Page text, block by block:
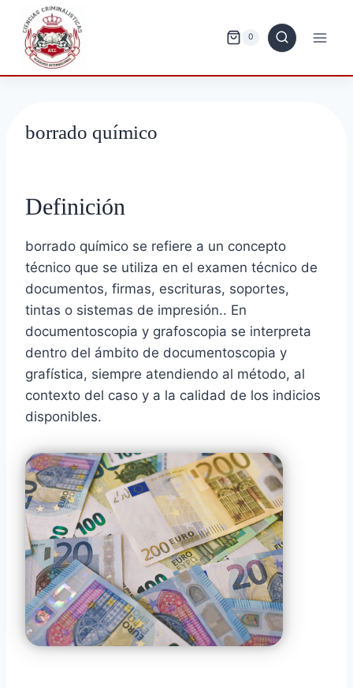
Saltar
contenido
0
borrado químico
Definición
borrado químico se refiere a un concepto
técnico que se utiliza en el examen técnico de
documentos, firmas, escrituras, soportes,
tintas o sistemas de impresión.. En
documentoscopia y grafoscopia se interpreta
dentro del ámbito de documentoscopia y
grafística, siempre atendiendo al método, al
contexto del caso y a la calidad de los indicios
disponibles.